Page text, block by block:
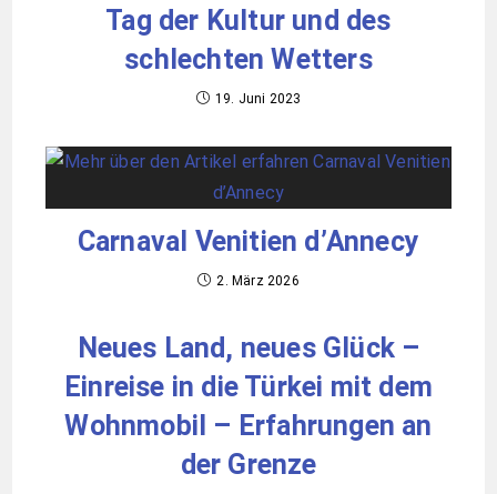
Tag der Kultur und des
schlechten Wetters
19. Juni 2023
Carnaval Venitien d’Annecy
2. März 2026
Neues Land, neues Glück –
Einreise in die Türkei mit dem
Wohnmobil – Erfahrungen an
der Grenze